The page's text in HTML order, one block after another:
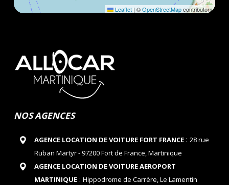
Leaflet | ©OpenStreetMapcontributors
NOS AGENCES
AGENCE LOCATION DE VOITURE FORT FRANCE: 28 rue
Ruban Martyr - 97200 Fort de France, Martinique
AGENCE LOCATION DE VOITURE AEROPORT
MARTINIQUE: Hippodrome de Carrère, Le Lamentin